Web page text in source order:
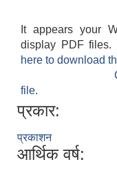
It appears your
display PDF files.
here to download
file.
प्रकार:
प्रकाशन
आर्थिक वर्ष: